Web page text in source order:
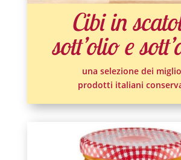
Cibi in
sott’olio e
una selezione dei
prodotti italiani